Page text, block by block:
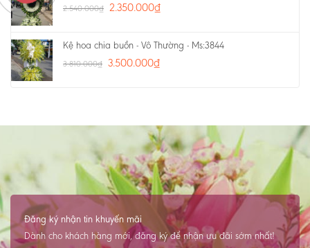
2.540.000₫ 2.350.000₫
Kệ hoa chia buồn - Vô Thường - Ms:3844
3.810.000₫ 3.500.000₫
Đăng ký nhận tin khuyến mãi
Dành cho khách hàng mới, đăng ký để nhận ưu đãi sớm nhất!